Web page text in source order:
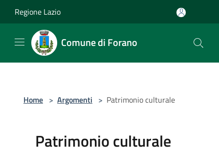
Regione Lazio
Comune di Forano
Home > Argomenti > Patrimonio culturale
Patrimonio culturale